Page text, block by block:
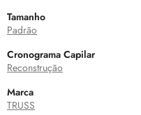
Tamanho
Padrão
Cronograma Capilar
Reconstrução
Marca
TRUSS